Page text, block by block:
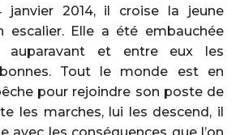
janvier 2014, il croise la jeune
escalier. Elle a été embauchée
auparavant et entre eux les
Tout le monde est en
pour rejoindre son poste de
les marches, lui les descend, il